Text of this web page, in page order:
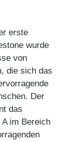
erste
wurde
von
die sich das
Der
das
im Bereich